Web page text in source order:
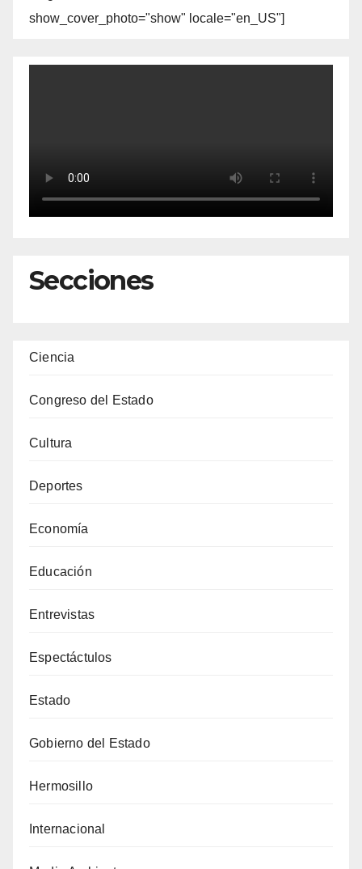
show_cover_photo="show" locale="en_US"]
Secciones
Ciencia
Congreso del Estado
Cultura
Deportes
Economía
Educación
Entrevistas
Espectáctulos
Estado
Gobierno del Estado
Hermosillo
Internacional